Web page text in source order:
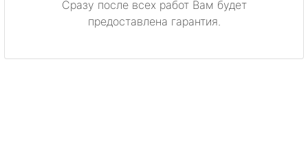
Сразу после всех работ Вам будет
предоставлена гарантия.